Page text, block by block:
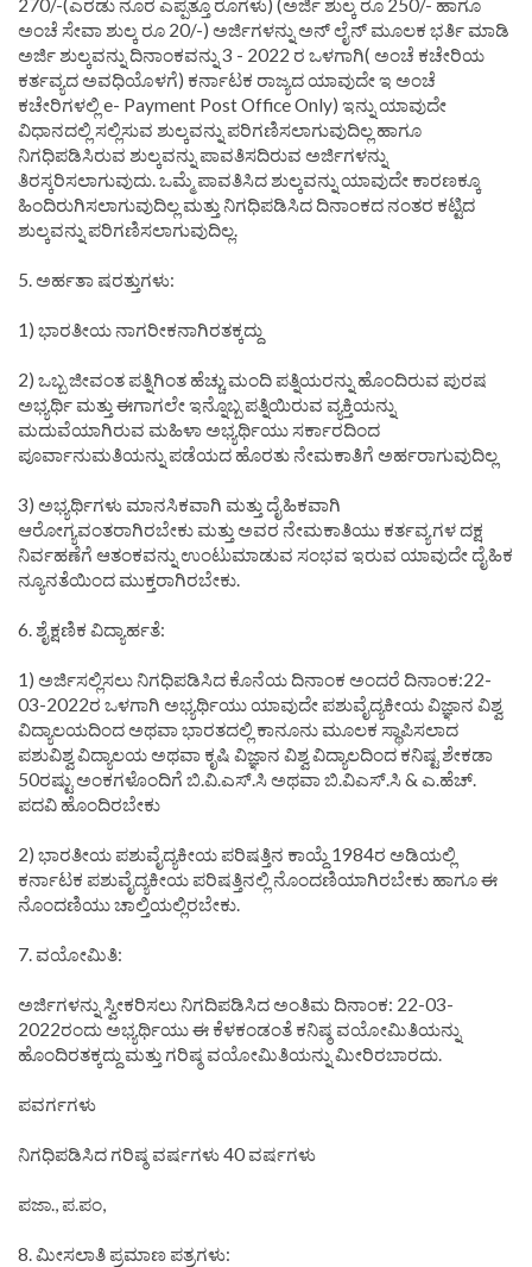
270/-(ಎರಡು ನೂರ ಎಪ್ಪತ್ತೂ ರೂಗಳು) (ಅರ್ಜಿ ಶುಲ್ಕ ರೂ 250/- ಹಾಗೂ
ಅಂಚೆ ಸೇವಾ ಶುಲ್ಕ ರೂ 20/-) ಅರ್ಜಿಗಳನ್ನು ಅನ್ ಲೈನ್ ಮೂಲಕ ಭರ್ತಿ ಮಾಡಿ
ಅರ್ಜಿ ಶುಲ್ಕವನ್ನು ದಿನಾಂಕವನ್ನು 3 - 2022 ರ ಒಳಗಾಗಿ( ಅಂಚೆ ಕಚೇರಿಯ
ಕರ್ತವ್ಯದ ಅವಧಿಯೊಳಗೆ) ಕರ್ನಾಟಕ ರಾಜ್ಯದ ಯಾವುದೇ ಇ ಅಂಚೆ
ಕಚೇರಿಗಳಲ್ಲಿ e- Payment Post Office Only) ಇನ್ನು ಯಾವುದೇ
ವಿಧಾನದಲ್ಲಿ ಸಲ್ಲಿಸುವ ಶುಲ್ಕವನ್ನು ಪರಿಗಣಿಸಲಾಗುವುದಿಲ್ಲ ಹಾಗೂ
ನಿಗಧಿಪಡಿಸಿರುವ ಶುಲ್ಕವನ್ನು ಪಾವತಿಸದಿರುವ ಅರ್ಜಿಗಳನ್ನು
ತಿರಸ್ಕರಿಸಲಾಗುವುದು. ಒಮ್ಮೆ ಪಾವತಿಸಿದ ಶುಲ್ಕವನ್ನು ಯಾವುದೇ ಕಾರಣಕ್ಕೂ
ಹಿಂದಿರುಗಿಸಲಾಗುವುದಿಲ್ಲ ಮತ್ತು ನಿಗಧಿಪಡಿಸಿದ ದಿನಾಂಕದ ನಂತರ ಕಟ್ಟಿದ
ಶುಲ್ಕವನ್ನು ಪರಿಗಣಿಸಲಾಗುವುದಿಲ್ಲ.
5. ಅರ್ಹತಾ ಷರತ್ತುಗಳು:
1) ಭಾರತೀಯ ನಾಗರೀಕನಾಗಿರತಕ್ಕದ್ದು
2) ಒಬ್ಬ ಜೀವಂತ ಪತ್ನಿಗಿಂತ ಹೆಚ್ಚು ಮಂದಿ ಪತ್ನಿಯರನ್ನು ಹೊಂದಿರುವ ಪುರಷ
ಅಭ್ಯರ್ಥಿ ಮತ್ತು ಈಗಾಗಲೇ ಇನ್ನೊಬ್ಬ ಪತ್ನಿಯಿರುವ ವ್ಯಕ್ತಿಯನ್ನು
ಮದುವೆಯಾಗಿರುವ ಮಹಿಳಾ ಅಭ್ಯರ್ಥಿಯು ಸರ್ಕಾರದಿಂದ
ಪೂರ್ವಾನುಮತಿಯನ್ನು ಪಡೆಯದ ಹೊರತು ನೇಮಕಾತಿಗೆ ಅರ್ಹರಾಗುವುದಿಲ್ಲ
3) ಅಭ್ಯರ್ಥಿಗಳು ಮಾನಸಿಕವಾಗಿ ಮತ್ತು ದೈಹಿಕವಾಗಿ
ಆರೋಗ್ಯವಂತರಾಗಿರಬೇಕು ಮತ್ತು ಅವರ ನೇಮಕಾತಿಯು ಕರ್ತವ್ಯಗಳ ದಕ್ಷ
ನಿರ್ವಹಣೆಗೆ ಆತಂಕವನ್ನು ಉಂಟುಮಾಡುವ ಸಂಭವ ಇರುವ ಯಾವುದೇ ದೈಹಿಕ
ನ್ಯೂನತೆಯಿಂದ ಮುಕ್ತರಾಗಿರಬೇಕು.
6. ಶೈಕ್ಷಣಿಕ ವಿದ್ಯಾರ್ಹತೆ:
1) ಅರ್ಜಿಸಲ್ಲಿಸಲು ನಿಗಧಿಪಡಿಸಿದ ಕೊನೆಯ ದಿನಾಂಕ ಅಂದರೆ ದಿನಾಂಕ:22-
03-2022ರ ಒಳಗಾಗಿ ಅಭ್ಯರ್ಥಿಯು ಯಾವುದೇ ಪಶುವೈದ್ಯಕೀಯ ವಿಜ್ಞಾನ ವಿಶ್ವ
ವಿದ್ಯಾಲಯದಿಂದ ಅಥವಾ ಭಾರತದಲ್ಲಿ ಕಾನೂನು ಮೂಲಕ ಸ್ಥಾಪಿಸಲಾದ
ಪಶುವಿಶ್ವ ವಿದ್ಯಾಲಯ ಅಥವಾ ಕೃಷಿ ವಿಜ್ಞಾನ ವಿಶ್ವ ವಿದ್ಯಾಲದಿಂದ ಕನಿಷ್ಟ ಶೇಕಡಾ
50ರಷ್ಟು ಅಂಕಗಳೊಂದಿಗೆ ಬಿ.ವಿ.ಎಸ್.ಸಿ ಅಥವಾ ಬಿ.ವಿಎಸ್.ಸಿ & ಎ.ಹೆಚ್.
ಪದವಿ ಹೊಂದಿರಬೇಕು
2) ಭಾರತೀಯ ಪಶುವೈದ್ಯಕೀಯ ಪರಿಷತ್ತಿನ ಕಾಯ್ದೆ 1984ರ ಅಡಿಯಲ್ಲಿ
ಕರ್ನಾಟಕ ಪಶುವೈದ್ಯಕೀಯ ಪರಿಷತ್ತಿನಲ್ಲಿ ನೊಂದಣಿಯಾಗಿರಬೇಕು ಹಾಗೂ ಈ
ನೊಂದಣಿಯು ಚಾಲ್ತಿಯಲ್ಲಿರಬೇಕು.
7. ವಯೋಮಿತಿ:
ಅರ್ಜಿಗಳನ್ನು ಸ್ವೀಕರಿಸಲು ನಿಗದಿಪಡಿಸಿದ ಅಂತಿಮ ದಿನಾಂಕ: 22-03-
2022ರಂದು ಅಭ್ಯರ್ಥಿಯು ಈ ಕೆಳಕಂಡಂತೆ ಕನಿಷ್ಠ ವಯೋಮಿತಿಯನ್ನು
ಹೊಂದಿರತಕ್ಕದ್ದು ಮತ್ತು ಗರಿಷ್ಠ ವಯೋಮಿತಿಯನ್ನು ಮೀರಿರಬಾರದು.
ಪವರ್ಗಗಳು
ನಿಗಧಿಪಡಿಸಿದ ಗರಿಷ್ಠ ವರ್ಷಗಳು 40 ವರ್ಷಗಳು
ಪಜಾ., ಪ.ಪಂ,
8. ಮೀಸಲಾತಿ ಪ್ರಮಾಣ ಪತ್ರಗಳು: